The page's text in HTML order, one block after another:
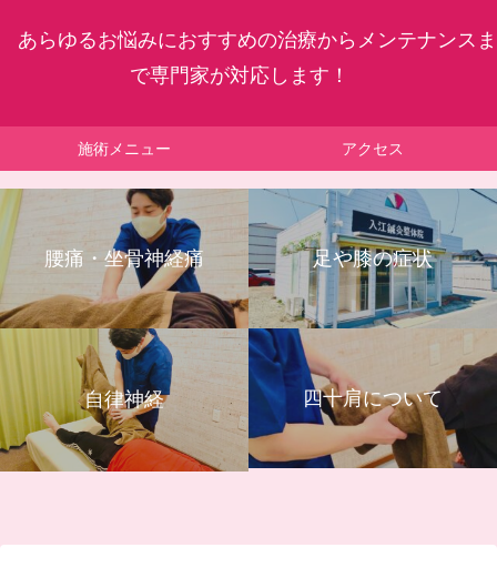
あらゆるお悩みにおすすめの治療からメンテナンスま
で専門家が対応します！
施術メニュー アクセス
腰痛・坐骨神経痛 足や膝の症状
自律神経 四十肩について